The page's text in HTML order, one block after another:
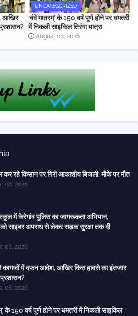
आखिर
UNCATEGORIZED
‘वंदे मातरम्’ के 150 वर्ष पूर्ण होने पर धमतरी
में निकली साइकिल तिरंगा यात्रा
August 08, 2026
रहे किसान पर गिरी आकाशीय बिजली, मौके पर मौत
08, 2026
स्कूल में केरेगांव पुलिस का जागरूकता अभियान,
को साइबर अपराध से लेकर सड़क सुरक्षा तक दी
08, 2026
कागजों में दफन आदेश, आखिर किस हादसे का इंतजार
08, 2026
के 150 वर्ष पूर्ण होने पर धमतरी में निकली साइकिल